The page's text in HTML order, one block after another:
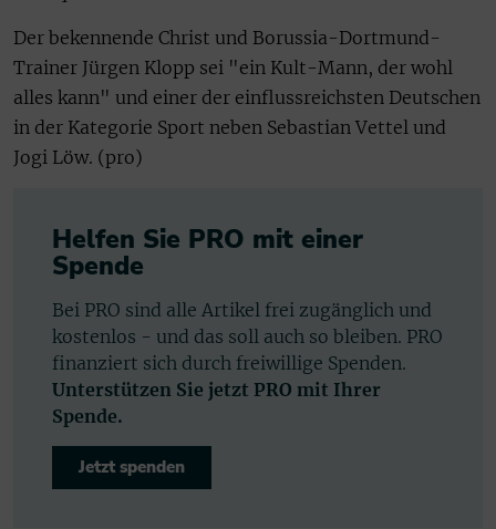
Der bekennende Christ und Borussia-Dortmund-
Trainer Jürgen Klopp sei "ein Kult-Mann, der wohl
alles kann" und einer der einflussreichsten Deutschen
in der Kategorie Sport neben Sebastian Vettel und
Jogi Löw. (pro)
Helfen Sie PRO mit einer
Spende
Bei PRO sind alle Artikel frei zugänglich und
kostenlos - und das soll auch so bleiben. PRO
finanziert sich durch freiwillige Spenden.
Unterstützen Sie jetzt PRO mit Ihrer
Spende.
Jetzt spenden